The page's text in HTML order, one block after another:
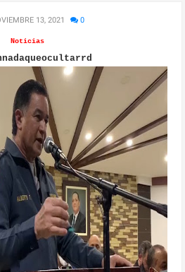
13, 2021 0
Noticias